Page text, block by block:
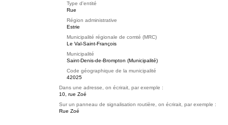
Type d'entité
Rue
Région administrative
Estrie
Municipalité régionale de comté (MRC)
Le Val-Saint-François
Municipalité
Saint-Denis-de-Brompton (Municipalité)
Code géographique de la municipalité
42025
Dans une adresse, on écrirait, par exemple :
10, rue Zoé
Sur un panneau de signalisation routière, on écrirait, par exemple :
Rue Zoé